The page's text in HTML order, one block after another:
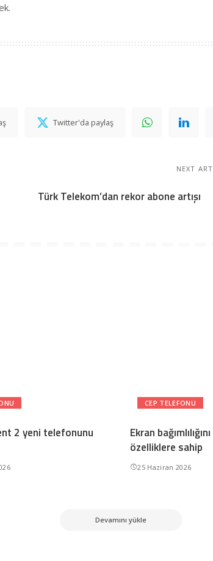
Twitter'da paylaş
NEXT
Türk Telekom’dan rekor abone artışı
2 yeni telefonunu
CEP TELEFONU
Ekran
özelliklere sahip
25 Haziran 2026
Devamını yükle